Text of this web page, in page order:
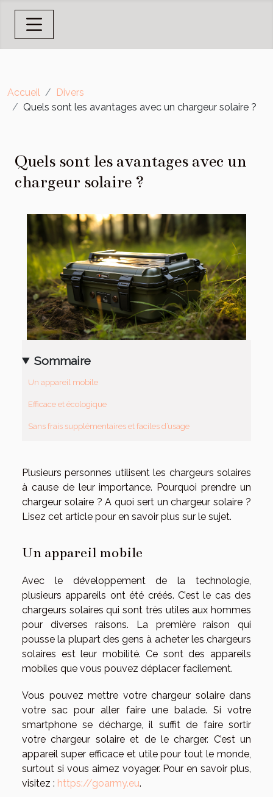
Accueil
Divers
Quels sont les avantages avec un chargeur solaire ?
Quels sont les avantages avec un
chargeur solaire ?
Sommaire
Un appareil mobile
Efficace et écologique
Sans frais supplémentaires et faciles d’usage
Plusieurs personnes utilisent les chargeurs solaires
à cause de leur importance. Pourquoi prendre un
chargeur solaire ? A quoi sert un chargeur solaire ?
Lisez cet article pour en savoir plus sur le sujet.
Un appareil mobile
Avec le développement de la technologie,
plusieurs appareils ont été créés. C’est le cas des
chargeurs solaires qui sont très utiles aux hommes
pour diverses raisons. La première raison qui
pousse la plupart des gens à acheter les chargeurs
solaires est leur mobilité. Ce sont des appareils
mobiles que vous pouvez déplacer facilement.
Vous pouvez mettre votre chargeur solaire dans
votre sac pour aller faire une balade. Si votre
smartphone se décharge, il suffit de faire sortir
votre chargeur solaire et de le charger. C’est un
appareil super efficace et utile pour tout le monde,
surtout si vous aimez voyager. Pour en savoir plus,
visitez : https://goarmy.eu.